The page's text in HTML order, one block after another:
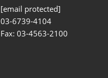
[email protected]
03-6739-4104
Fax: 03-4563-2100